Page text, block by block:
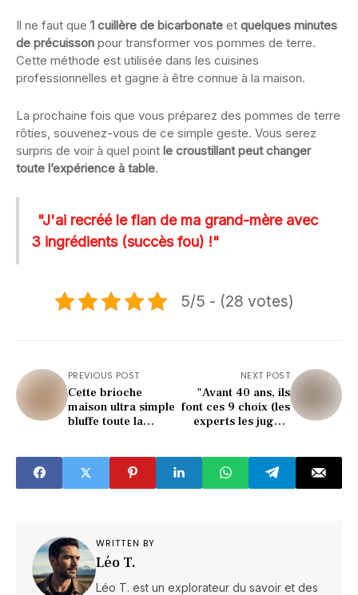
Il ne faut que 1 cuillère de bicarbonate et quelques minutes
de précuisson pour transformer vos pommes de terre.
Cette méthode est utilisée dans les cuisines
professionnelles et gagne à être connue à la maison.
La prochaine fois que vous préparez des pommes de terre
rôties, souvenez-vous de ce simple geste. Vous serez
surpris de voir à quel point le croustillant peut changer
toute l’expérience à table.
"J'ai recréé le flan de ma grand-mère avec
3 ingrédients (succès fou) !"
5/5 - (28 votes)
PREVIOUS POST
Cette brioche
maison ultra simple
bluffe toute la
NEXT POST
"Avant 40 ans, ils
font ces 9 choix (les
experts les jugent
WRITTEN BY
Léo T.
Léo T. est un explorateur du savoir et des